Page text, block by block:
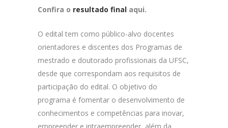
Confira o resultado final aqui.
O edital tem como público-alvo docentes
orientadores e discentes dos Programas de
mestrado e doutorado profissionais da UFSC,
desde que correspondam aos requisitos de
participação do edital. O objetivo do
programa é fomentar o desenvolvimento de
conhecimentos e competências para inovar,